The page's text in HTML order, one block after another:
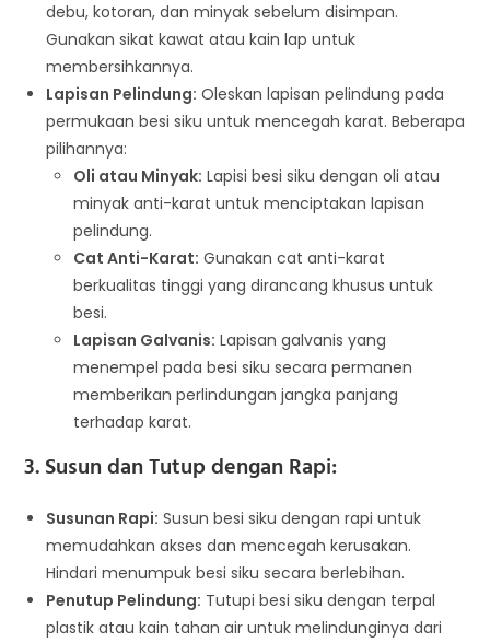
debu, kotoran, dan minyak sebelum disimpan.
Gunakan sikat kawat atau kain lap untuk
membersihkannya.
Lapisan Pelindung: Oleskan lapisan pelindung pada
permukaan besi siku untuk mencegah karat. Beberapa
pilihannya:
Oli atau Minyak: Lapisi besi siku dengan oli atau
minyak anti-karat untuk menciptakan lapisan
pelindung.
Cat Anti-Karat: Gunakan cat anti-karat
berkualitas tinggi yang dirancang khusus untuk
besi.
Lapisan Galvanis: Lapisan galvanis yang
menempel pada besi siku secara permanen
memberikan perlindungan jangka panjang
terhadap karat.
3. Susun dan Tutup dengan Rapi:
Susunan Rapi: Susun besi siku dengan rapi untuk
memudahkan akses dan mencegah kerusakan.
Hindari menumpuk besi siku secara berlebihan.
Penutup Pelindung: Tutupi besi siku dengan terpal
plastik atau kain tahan air untuk melindunginya dari